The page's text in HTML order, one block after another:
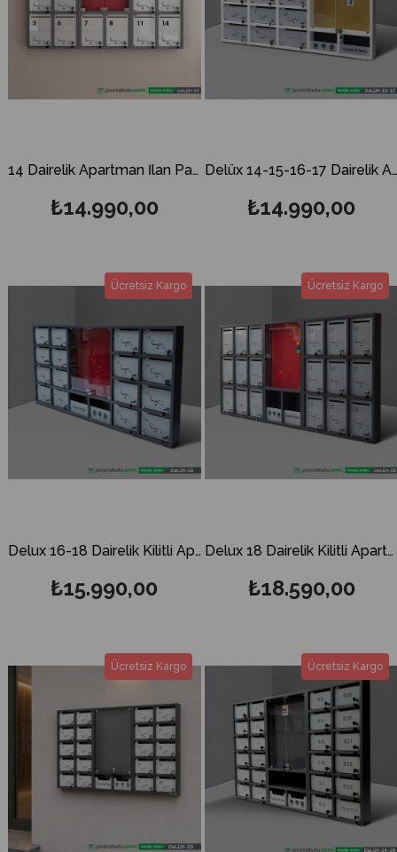
14 Dairelik Apartman İlan Panosu ve Posta Kutusu
₺14.990,00
Delüx 14-15-16-17 Dairelik Apartman İlan Panolu Posta Kutusu
₺14.990,00
Delux 16-18 Dairelik Kilitli Apartman İlan Panosu ve Posta Kutusu ( Yatay Kapak)
₺15.990,00
Ücretsiz Kargo
Delux 18 Dairelik Kilitli Apartman İlan Panosu ve Posta Kutusu ( Dikey Kapak)
₺18.590,00
Ücretsiz Kargo
Ücretsiz Kargo Ücretsiz Kargo